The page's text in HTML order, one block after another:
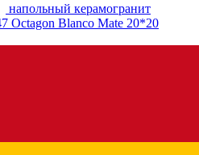
напольный керамогранит
Octagon Blanco Mate 20*20